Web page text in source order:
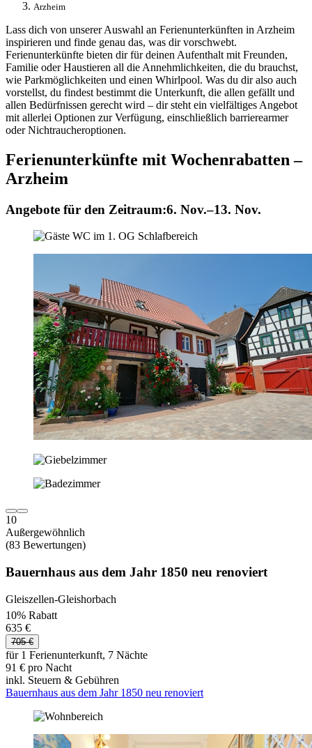
Arzheim
Lass dich von unserer Auswahl an Ferienunterkünften in Arzheim
inspirieren und finde genau das, was dir vorschwebt.
Ferienunterkünfte bieten dir für deinen Aufenthalt mit Freunden,
Familie oder Haustieren all die Annehmlichkeiten, die du brauchst,
wie Parkmöglichkeiten und einen Whirlpool. Was du dir also auch
vorstellst, du findest bestimmt die Unterkunft, die allen gefällt und
allen Bedürfnissen gerecht wird – dir steht ein vielfältiges Angebot
mit allerlei Optionen zur Verfügung, einschließlich barrierearmer
oder Nichtraucheroptionen.
Ferienunterkünfte mit Wochenrabatten –
Arzheim
Angebote für den Zeitraum:6. Nov.–13. Nov.
10
Außergewöhnlich
(83 Bewertungen)
Bauernhaus aus dem Jahr 1850 neu renoviert
Gleiszellen-Gleishorbach
10% Rabatt
635 €
705 €
für 1 Ferienunterkunft, 7 Nächte
91 € pro Nacht
inkl. Steuern & Gebühren
Bauernhaus aus dem Jahr 1850 neu renoviert